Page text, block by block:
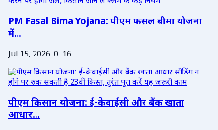
PM Fasal Bima Yojana: पीएम फसल बीमा योजना
में...
Jul 15, 2026 0 16
पीएम किसान योजना: ई-केवाईसी और बैंक खाता
आधार...